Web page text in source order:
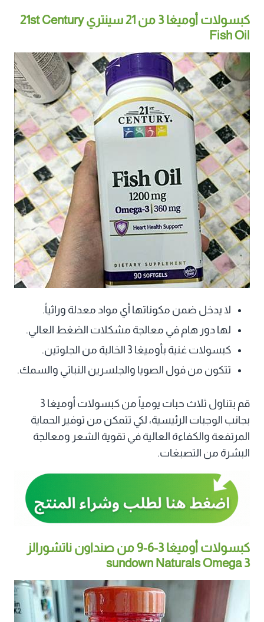
كبسولات أوميغا 3 من 21 سينتري 21st Century
Fish Oil
لا يدخل ضمن مكوناتها أي مواد معدلة وراثياً.
لها دور هام في معالجة مشكلات الضغط العالي.
كبسولات غنية بأوميغا 3 الخالية من الجلوتين.
تتكون من فول الصويا والجلسرين النباتي والسمك.
قم بتناول ثلاث حبات يومياً من كبسولات أوميغا 3
بجانب الوجبات الرئيسية، لكي تتمكن من توفير الحماية
المرتفعة والكفاءة العالية في تقوية الشعر ومعالجة
البشرة من التصبغات.
كبسولات أوميغا 3-6-9 من صنداون ناتشورالز
sundown Naturals Omega 3